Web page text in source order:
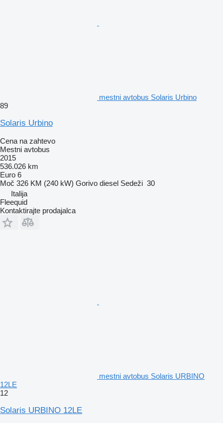
mestni avtobus Solaris Urbino
89
Solaris Urbino
Cena na zahtevo
Mestni avtobus
2015
536.026 km
Euro 6
Moč 326 KM (240 kW) Gorivo diesel Sedeži 30
Italija
Fleequid
Kontaktirajte prodajalca
mestni avtobus Solaris URBINO
12LE
12
Solaris URBINO 12LE